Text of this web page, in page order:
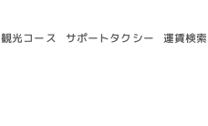
観光コース サポートタクシー 運賃検索